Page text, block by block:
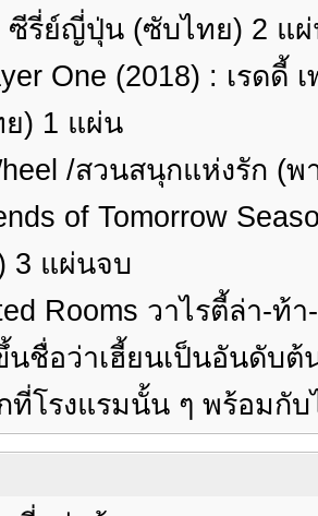
ซีรี่ย์ญี่ปุ่น (ซับไทย) 2 แ
One (2018) : เรดดี้
) 1 แผ่น
/สวนสนุกแห่งรัก (
of Tomorrow
3 แผ่นจบ
Rooms วาไรตี้ล่า-ท้
นชื่อว่าเฮี้ยนเป็นอันดับ
ที่โรงแรมนั้น ๆ พร้อมกั